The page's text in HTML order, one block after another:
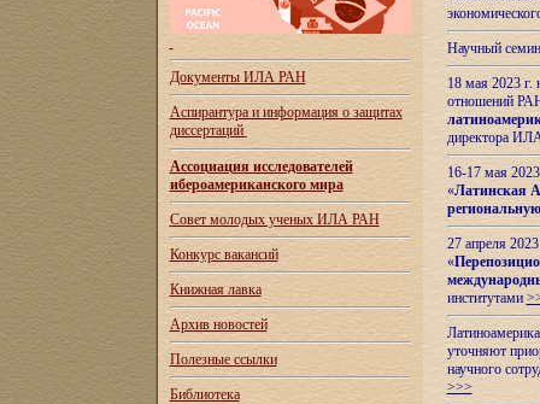
Документы ИЛА РАН
Аспирантура и информация о защитах
диссертаций
Ассоциация исследователей
ибероамериканского мира
Совет молодых ученых ИЛА РАН
Конкурс вакансий
Книжная лавка
Архив новостей
Полезные ссылки
Библиотека
Научный
18 мая 2023
отношений
директора
16-17 мая
«Латинская
27 апреля
«
институтами
уточняют
научного
>>>